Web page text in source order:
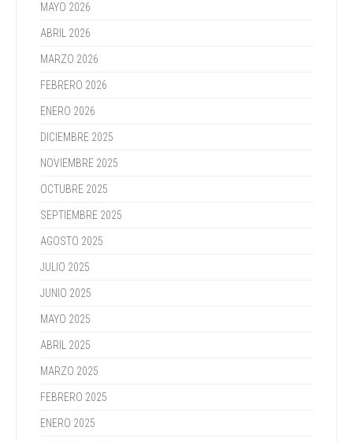
MAYO 2026
ABRIL 2026
MARZO 2026
FEBRERO 2026
ENERO 2026
DICIEMBRE 2025
NOVIEMBRE 2025
OCTUBRE 2025
SEPTIEMBRE 2025
AGOSTO 2025
JULIO 2025
JUNIO 2025
MAYO 2025
ABRIL 2025
MARZO 2025
FEBRERO 2025
ENERO 2025